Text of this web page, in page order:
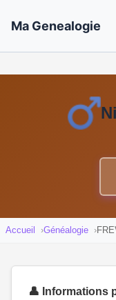
Ma Genealogie
Accueil Généalogie
👤 Informations